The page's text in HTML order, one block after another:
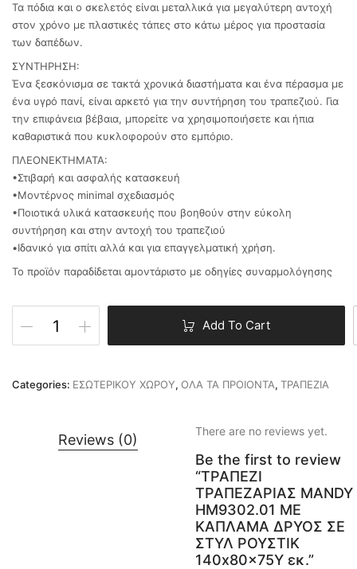
Τα πόδια και ο σκελετός είναι μεταλλικά για μεγαλύτερη αντοχή
στον χρόνο με πλαστικές τάπες στο κάτω μέρος για προστασία
των δαπέδων.
ΣΥΝΤΗΡΗΣΗ:
Ένα ξεσκόνισμα σε τακτά χρονικά διαστήματα και ένα πέρασμα με
ένα υγρό πανί, είναι αρκετό για την συντήρηση του τραπεζιού. Για
την επιφάνεια βέβαια, μπορείτε να χρησιμοποιήσετε και ήπια
καθαριστικά που κυκλοφορούν στο εμπόριο.
ΠΛΕΟΝΕΚΤΗΜΑΤΑ:
•Στιβαρή και ασφαλής κατασκευή
•Μοντέρνος minimal σχεδιασμός
•Ποιοτικά υλικά κατασκευής που βοηθούν στην εύκολη
συντήρηση και στην αντοχή του τραπεζιού
•Ιδανικό για σπίτι αλλά και για επαγγελματική χρήση.
Το προϊόν παραδίδεται αμοντάριστο με οδηγίες συναρμολόγησης
Add To Cart
Categories: ΕΣΩΤΕΡΙΚΟΥ ΧΩΡΟΥ, ΟΛΑ ΤΑ ΠΡΟΙΟΝΤΑ, ΤΡΑΠΕΖΙΑ
Reviews (0)
There are no reviews yet.
Be the first to review
“ΤΡΑΠΕΖΙ
ΤΡΑΠΕΖΑΡΙΑΣ MANDY
HM9302.01 ΜΕ
ΚΑΠΛΑΜΑ ΔΡΥΟΣ ΣΕ
ΣΤΥΛ ΡΟΥΣΤΙΚ
140x80x75Υ εκ.”